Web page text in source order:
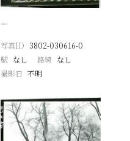
−
写真ID 3802-030616-0
駅 なし 路線 なし
撮影日 不明